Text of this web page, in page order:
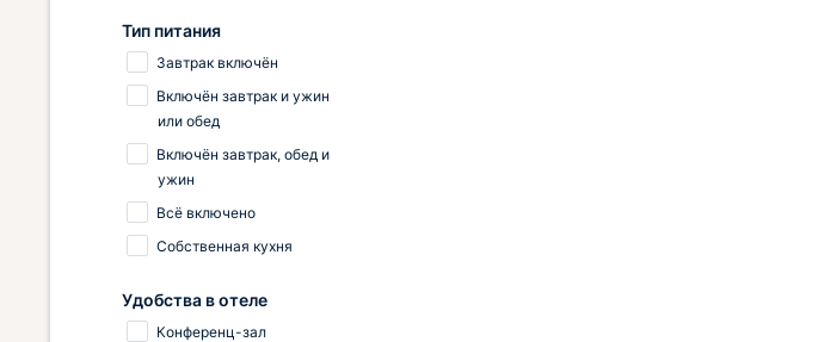
Тип питания
Завтрак включён
Включён завтрак и ужин
или обед
Включён завтрак, обед и
ужин
Всё включено
Собственная кухня
Удобства в отеле
Конференц-зал